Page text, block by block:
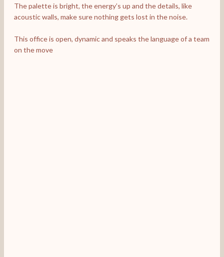
The palette is bright, the energy’s up and the details,
acoustic walls, make sure nothing gets lost in the noise.
This office is open, dynamic and speaks the language of
on the move